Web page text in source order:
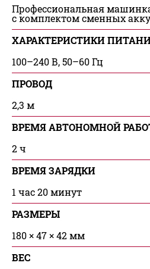
Профессиональная
с комплектом сменных
ХАРАКТЕРИСТИКИ
100–240 В, 50–60 Гц
ПРОВОД
2,3 м
ВРЕМЯ АВТОНОМНОЙ
2 ч
ВРЕМЯ ЗАРЯДКИ
1 час 20 минут
РАЗМЕРЫ
180 × 47 × 42 мм
ВЕС